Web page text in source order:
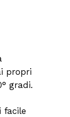
propri
gradi.
facile